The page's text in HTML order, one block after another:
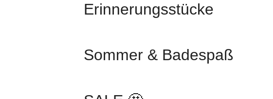
Erinnerungsstücke
Sommer & Badespaß